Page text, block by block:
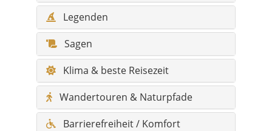
Legenden
Sagen
Klima & beste Reisezeit
Wandertouren & Naturpfade
Barrierefreiheit / Komfort